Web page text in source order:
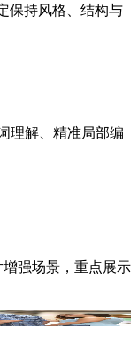
保持风格、结构与
理解、精准局部编
强场景，重点展示